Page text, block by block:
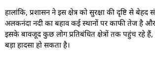
हालांकि, प्रशासन ने इस क्षेत्र को सुरक्षा की दृष्टि से बेहद
अलकनंदा नदी का बहाव कई स्थानों पर काफी तेज है और
इसके बावजूद कुछ लोग प्रतिबंधित क्षेत्रों तक पहुंच रहे
बड़ा हादसा हो सकता है।